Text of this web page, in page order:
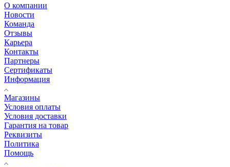
О компании
Новости
Команда
Отзывы
Карьера
Контакты
Партнеры
Сертификаты
Информация
Магазины
Условия оплаты
Условия доставки
Гарантия на товар
Реквизиты
Политика
Помощь